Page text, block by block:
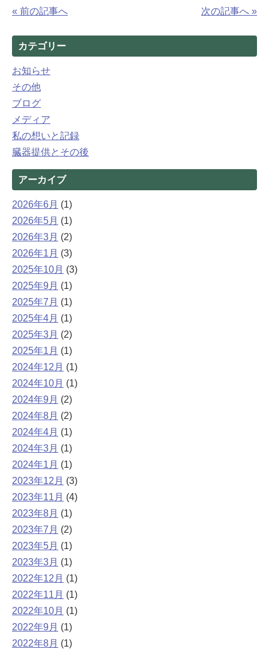
« 前の記事へ 次の記事へ »
カテゴリー
お知らせ
その他
ブログ
メディア
私の想いと記録
臓器提供とその後
アーカイブ
2026年6月 (1)
2026年5月 (1)
2026年3月 (2)
2026年1月 (3)
2025年10月 (3)
2025年9月 (1)
2025年7月 (1)
2025年4月 (1)
2025年3月 (2)
2025年1月 (1)
2024年12月 (1)
2024年10月 (1)
2024年9月 (2)
2024年8月 (2)
2024年4月 (1)
2024年3月 (1)
2024年1月 (1)
2023年12月 (3)
2023年11月 (4)
2023年8月 (1)
2023年7月 (2)
2023年5月 (1)
2023年3月 (1)
2022年12月 (1)
2022年11月 (1)
2022年10月 (1)
2022年9月 (1)
2022年8月 (1)